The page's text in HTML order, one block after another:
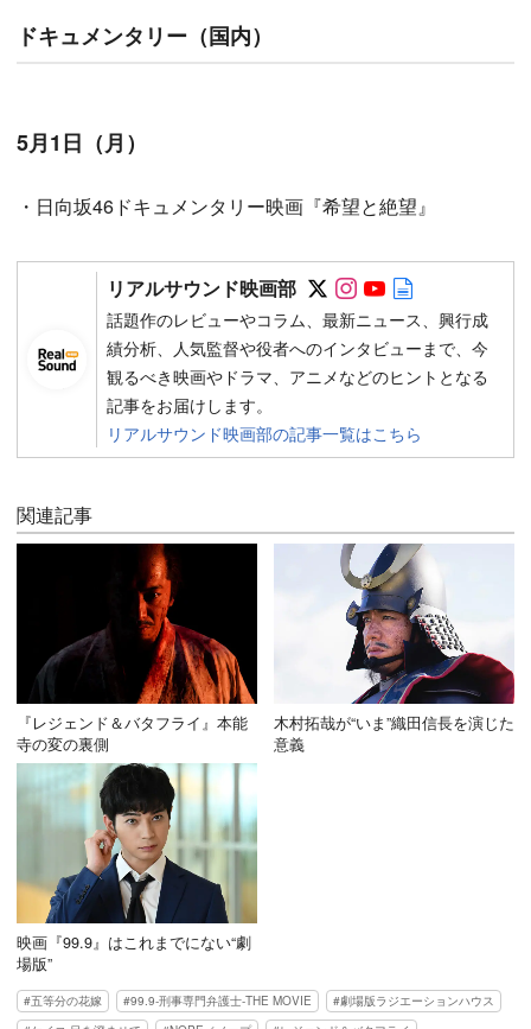
ドキュメンタリー（国内）
5月1日（月）
・日向坂46ドキュメンタリー映画『希望と絶望』
リアルサウンド映画部 Follow on SNS
Follow on SNS
Follow on
話題作のレビューやコラム、最新ニュース、興行成
績分析、人気監督や役者へのインタビューまで、今
観るべき映画やドラマ、アニメなどのヒントとなる
記事をお届けします。
リアルサウンド映画部の記事一覧はこちら
関連記事
『レジェンド＆バタフライ』本能
寺の変の裏側
木村拓哉が“いま”織田信長を演じた
意義
映画『99.9』はこれまでにない“劇
場版”
五等分の花嫁 99.9-刑事専門弁護士-THE MOVIE
劇場版ラジエーションハウス